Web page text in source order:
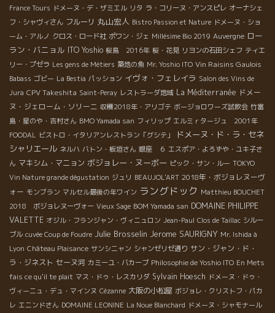
France Tours ドメーヌ・デ・ザミエル リタ ラ・コリーヌ・アンスピレ オーナシェ
フ・シャヴィさん フルーリ 丸山宏人 Bistro Passion et Nature ドメーヌ・ショ
ーム・アルノ クロス・ロード社 ポワン・ジェ Millésime Bio 2019 Auvergne ロー
ラン・バニョル ITO Yoshio 桜島 2016年 桜・花見 リヨンの石田シェフ ティエ
リー・プゼラ Les gens de Métiers 築地の魚 Mr. Yoshio ITO Vin Raisins Gaulois
Babass ゴビー La Bestia パッション イヴォ・フェレイラ Salon des Vins de
Jura CPV Takeshita Saint-Peray レストラーダ地域 La Méditerranée ドメー
ヌ・ジェローム・ソリーニ 収穫2018年・アリゴテ ボージョロワーズ試飲会 竹富
島・星のや・吉村さん BMO Yamada san フィリップ エルミｒタージュ 2001年
FOODAL ビストロ・イタリアンレストラン「グシテ」
ドメーヌ・ド・ラ・セネ
シャリエール ネルハ バトン・板垣さん 銀座 ６ エスポア・よろずや・ユキ子さ
ん マキシム・マニョン ボジョレー・ヌーボー ピック・サン・ルー TOKYO
Vin Nature grande dégustation ジュリ BEAUJOL'ART 2018年・ボジョレヌーヴ
ォー モンブラン マルセル最後の年ワイン ラングドック Matthieu BOUCHET
2018 ボジョレヌーヴォー Vieux Sage BOM Yamada san DOMAINE PHILIPPE
VALETTE オジル・フランジャン・ヴィニュロン Jean-Paul Clos de Taillac シルー
ブル cuvée Coup de Foudre Julie Brosselin Jerome SAURIGNY Mr. Ishida à
Lyon Château Plaisance サンシニャン シャンゼリゼ通り サン・ジャン・ド・
ラ・ジネスト セーヌ河 カミーユ・バカーブ Philosophie de Yoshio ITO En Mets
fais ce qu'il te plait マス・ドゥ・レスカリダ Sylvain Hoesch ドメーヌ・ドゥ・
ヴィーニュ・デュ・マインヌ Cézanne 大阪の小松屋 ボジョレ・クリストフ・パカ
レ エニンドさん DOMAINE LEONINE La Noue Blanchard ドメーヌ・シャモナール